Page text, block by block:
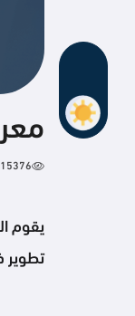
15376
يقوم
تطوير